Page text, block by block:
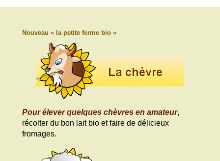
Nouveau « la petite ferme bio »
Pour élever quelques chèvres en amateur,
récolter du bon lait bio et faire de délicieux
fromages.